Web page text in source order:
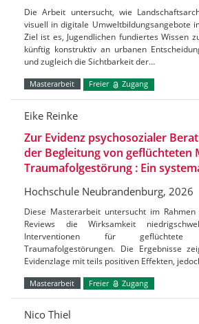
Die Arbeit untersucht, wie
visuell in digitale Umweltbildungsangebote
Ziel ist es, Jugendlichen fundiertes Wissen
künftig konstruktiv an urbanen
und zugleich die Sichtbarkeit der…
Masterarbeit Freier Zugang
Eike Reinke
Zur Evidenz psychosozialer
der Begleitung von geflüchteten
Traumafolgestörung : Ein
Hochschule Neubrandenburg, 2026
Diese Masterarbeit untersucht im Rahmen
Reviews die Wirksamkeit
Interventionen für
Traumafolgestörungen. Die Ergebnisse
Evidenzlage mit teils positiven Effekten,
Masterarbeit Freier Zugang
Nico Thiel